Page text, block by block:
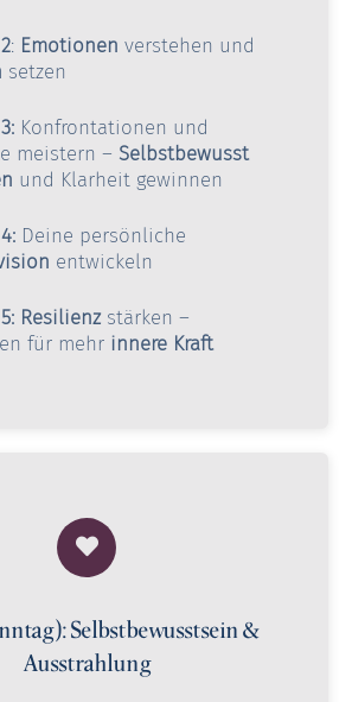
: Emotionen verstehen und
setzen
Konfrontationen und
meistern – Selbstbewusst
und Klarheit gewinnen
Deine persönliche
entwickeln
Resilienzstärken –
für mehrinnere Kraft
Selbstbewusstsein &
Ausstrahlung